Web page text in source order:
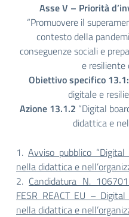
Asse V – Priorità
“Promuovere il
contesto della
conseguenze sociali e
e resiliente
Obiettivo specifico 13.1:
digitale e
Azione 13.1.2 “Digital
didattica e
1. Avviso pubblico
nella didattica e
2. Candidatura N.
FESR REACT EU –
nella didattica e